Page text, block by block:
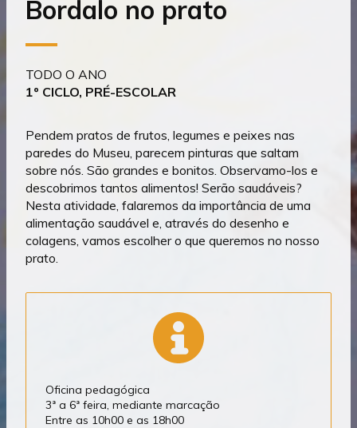
Bordalo no prato
TODO O ANO
1º CICLO, PRÉ-ESCOLAR
Pendem pratos de frutos, legumes e peixes nas
paredes do Museu, parecem pinturas que saltam
sobre nós. São grandes e bonitos. Observamo-los e
descobrimos tantos alimentos! Serão saudáveis?
Nesta atividade, falaremos da importância de uma
alimentação saudável e, através do desenho e
colagens, vamos escolher o que queremos no nosso
prato.
Oficina pedagógica
3ª a 6ª feira, mediante marcação
Entre as 10h00 e as 18h00